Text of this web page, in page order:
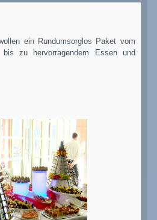
ein Rundumsorglos Paket vom
bis zu hervorragendem Essen und